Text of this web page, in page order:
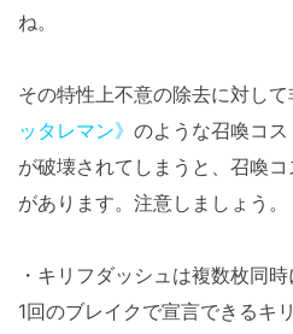
ね。
その特性上不意の除去に対して
ッタレマン》 のような召喚コ
が破壊されてしまうと、召喚
があります。注意しましょう。
・キリフダッシュは複数枚同時
1回のブレイクで宣言できるキ